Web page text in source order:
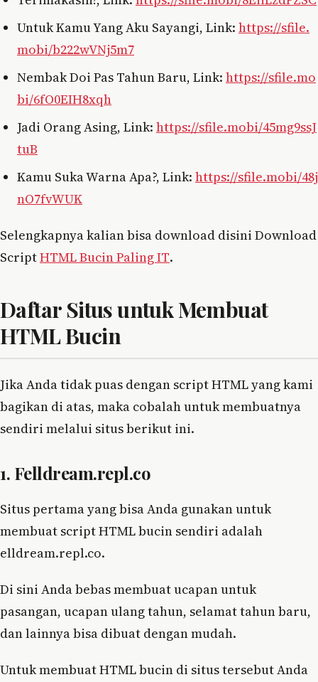
Untuk Kamu Yang Aku Sayangi, Link: https://sfile.
mobi/b222wVNj5m7
Nembak Doi Pas Tahun Baru, Link: https://sfile.mo
bi/6fO0EIH8xqh
Jadi Orang Asing, Link: https://sfile.mobi/45mg9ssJ
tuB
Kamu Suka Warna Apa?, Link: https://sfile.mobi/48j
nO7fvWUK
Selengkapnya kalian bisa download disini Download
ScriptHTML Bucin Paling IT.
Daftar Situs untuk Membuat
HTML Bucin
Jika Anda tidak puas dengan script HTML yang kami
bagikan di atas, maka cobalah untuk membuatnya
sendiri melalui situs berikut ini.
1. Felldream.repl.co
Situs pertama yang bisa Anda gunakan untuk
membuat script HTML bucin sendiri adalah
elldream.repl.co.
Di sini Anda bebas membuat ucapan untuk
pasangan, ucapan ulang tahun, selamat tahun baru,
dan lainnya bisa dibuat dengan mudah.
Untuk membuat HTML bucin di situs tersebut Anda